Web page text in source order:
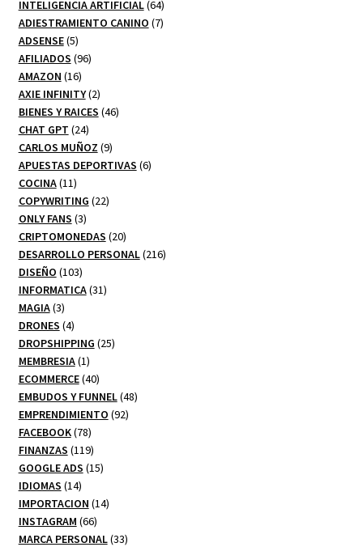
productos
INTELIGENCIA ARTIFICIAL 6464
productos
ADIESTRAMIENTO CANINO 77
ADSENSE 55
productos
AFILIADOS 9696
AMAZON 1616
productos
AXIE INFINITY 22
productos
BIENES Y RAICES 4646
CHAT GPT 2424
productos
CARLOS MUÑOZ 99
productos
APUESTAS DEPORTIVAS 66
COCINA 1111
productos
COPYWRITING 2222
ONLY FANS 33
productos
CRIPTOMONEDAS 2020
productos
DESARROLLO PERSONAL 216216
DISEÑO 103103
productos
INFORMATICA 3131
MAGIA 33
productos
DRONES 44
productos
DROPSHIPPING 2525
MEMBRESIA 11
producto
ECOMMERCE 4040
productos
EMBUDOS Y FUNNEL 4848
EMPRENDIMIENTO 9292
FACEBOOK 7878
productos
FINANZAS 119119
productos
GOOGLE ADS 1515
IDIOMAS 1414
productos
IMPORTACION 1414
INSTAGRAM 6666
productos
MARCA PERSONAL 3333